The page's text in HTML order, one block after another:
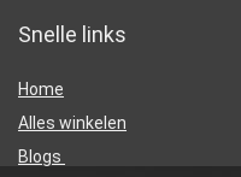
Snelle links
Home
Alles winkelen
Blogs